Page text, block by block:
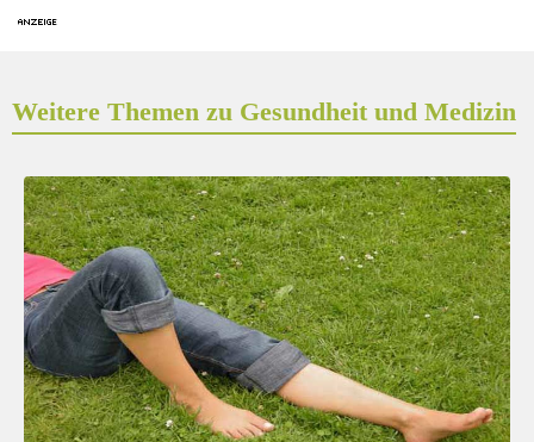
Weitere Themen zu Gesundheit und Medizin